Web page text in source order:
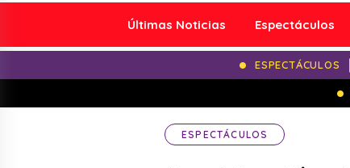
Últimas Noticias Espectáculos
ESPECTÁCULOS
ESPECTÁCULOS